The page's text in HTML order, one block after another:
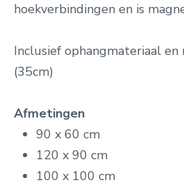
hoekverbindingen en is
Inclusief ophangmateriaal
(35cm)
Afmetingen
90 x 60 cm
120 x 90 cm
100 x 100 cm